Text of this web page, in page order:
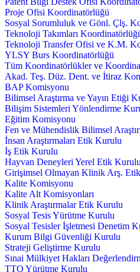
Proje Ofisi Koordinatörlüğü
Sosyal Sorumluluk ve Gönl. Çlş.
Teknoloji Takımları
Teknoloji Transfer Ofisi ve K.M.
YLSY Burs Koordinatörlüğü
Tüm Koordinatörlükler ve
Akad. Teş. Düz. Dent. ve İtiraz
BAP Komisyonu
Bilimsel Araştırma ve Yayın Etiği
Bilişim Sistemleri Yönlendirme
Eğitim Komisyonu
Fen ve Mühendislik Bilimsel
İnsan Araştırmaları Etik Kurulu
İş Etik Kurulu
Hayvan Deneyleri Yerel Etik Kurulu
Girişimsel Olmayan Klinik Arş.
Kalite Komisyonu
Kalite Alt Komisyonları
Klinik Araştırmalar Etik Kurulu
Sosyal Tesis Yürütme Kurulu
Sosyal Tesisler İşletmesi Denetim
Kurum Bilgi Güvenliği Kurulu
Strateji Geliştirme Kurulu
Sınai Mülkiyet Hakları
TTO Yürütme Kurulu